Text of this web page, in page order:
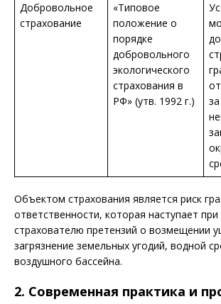
Добровольное
страхование
«Типовое
положение о
порядке
добровольного
экологического
страхования в
РФ» (утв. 1992 г.)
Объектом страхования является риск
ответственности, которая наступает
страхователю претензий о возмещении
загрязнение земельных угодий, водной
воздушного бассейна.
2. Современная практика и